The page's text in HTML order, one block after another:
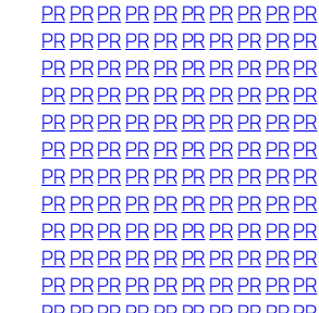
PRPRPRPRPR PRPRPRPRPR
PRPRPRPRPR PRPRPRPRPR
PRPRPRPRPR PRPRPRPRPR
PRPRPRPRPR PRPRPRPRPR
PRPRPRPRPR PRPRPRPRPR
PRPRPRPRPR PRPRPRPRPR
PRPRPRPRPR PRPRPRPRPR
PRPRPRPRPR PRPRPRPRPR
PRPRPRPRPR PRPRPRPRPR
PRPRPRPRPR PRPRPRPRPR
PRPRPRPRPR PRPRPRPRPR